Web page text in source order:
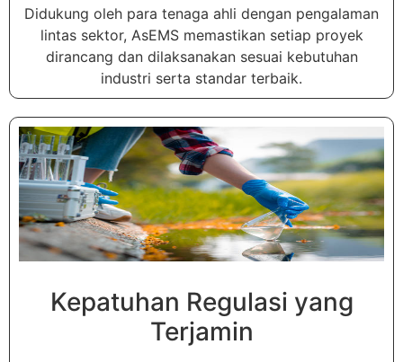
Didukung oleh para tenaga ahli dengan pengalaman
lintas sektor, AsEMS memastikan setiap proyek
dirancang dan dilaksanakan sesuai kebutuhan
industri serta standar terbaik.
Kepatuhan Regulasi yang
Terjamin